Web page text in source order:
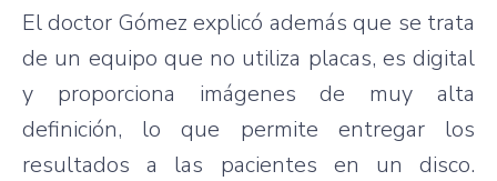
El doctor Gómez explicó además que se trata
de un equipo que no utiliza placas, es digital
y proporciona imágenes de muy alta
definición, lo que permite entregar los
resultados a las pacientes en un disco.